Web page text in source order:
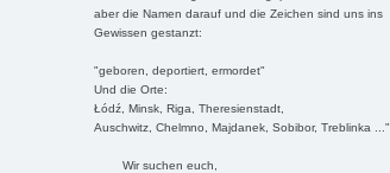
aber die Namen darauf und die Zeichen sind uns ins
Gewissen gestanzt:
"geboren, deportiert, ermordet"
Und die Orte:
Łódź, Minsk, Riga, Theresienstadt,
Auschwitz, Chelmno, Majdanek, Sobibor, Treblinka ..."
Wir suchen euch,